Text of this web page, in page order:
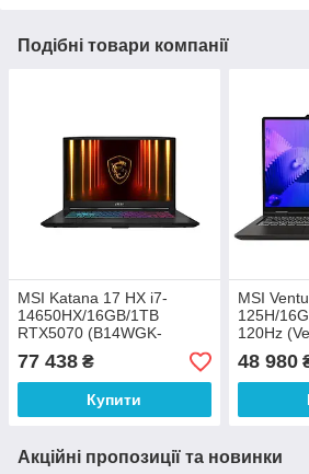
Подібні товари компанії
MSI Katana 17 HX i7-
14650HX/16GB/1TB
RTX5070 (B14WGK-
036XPL)
77 438 ₴
Купити
MSI
125H/
120Hz
A1VEG-
48 980
Акційні пропозиції та новинки